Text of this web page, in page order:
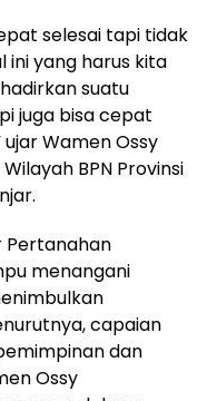
selesai tapi tidak
ini yang harus kita
suatu
juga bisa cepat
Wamen Ossy
BPN Provinsi
Pertanahan
menangani
capaian
dan
Ossy